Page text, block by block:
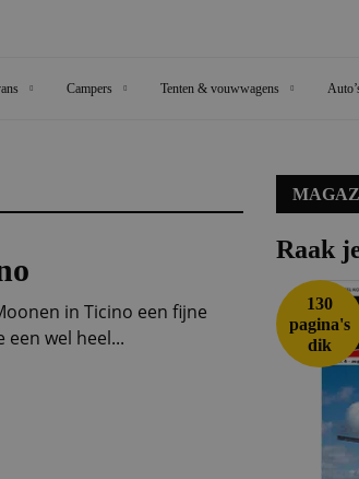
Campers Tenten & vouwwagens
in Ticino een fijne
een wel heel...
Raak
130
pagina's
dik